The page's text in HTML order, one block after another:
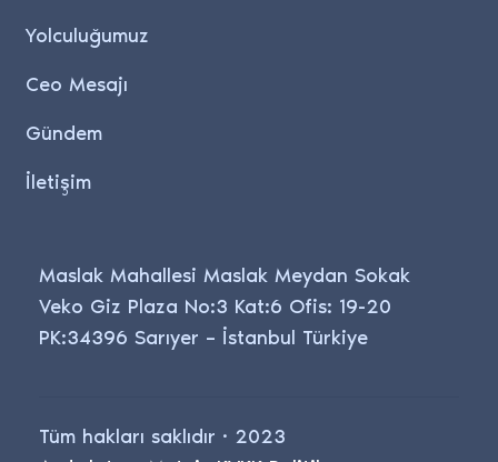
Yolculuğumuz
Ceo Mesajı
Gündem
İletişim
Maslak Mahallesi Maslak Meydan Sokak
Veko Giz Plaza No:3 Kat:6 Ofis: 19-20
PK:34396 Sarıyer – İstanbul Türkiye
Tüm hakları saklıdır · 2023